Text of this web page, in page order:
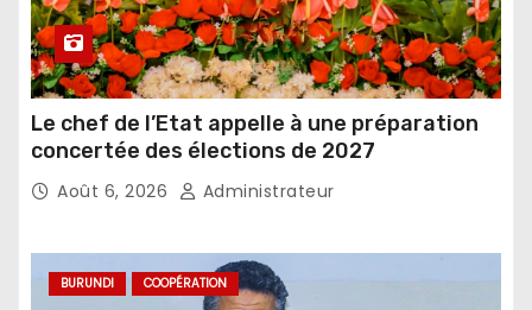
Le chef de l’Etat appelle à une préparation
concertée des élections de 2027
Août 6, 2026 Administrateur
BURUNDI COOPÉRATION